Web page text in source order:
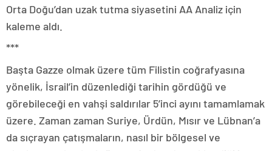
Orta Doğu’dan uzak tutma siyasetini AA Analiz için
kaleme aldı.
***
Başta Gazze olmak üzere tüm Filistin coğrafyasına
yönelik, İsrail’in düzenlediği tarihin gördüğü ve
görebileceği en vahşi saldırılar 5’inci ayını tamamlamak
üzere. Zaman zaman Suriye, Ürdün, Mısır ve Lübnan’a
da sıçrayan çatışmaların, nasıl bir bölgesel ve